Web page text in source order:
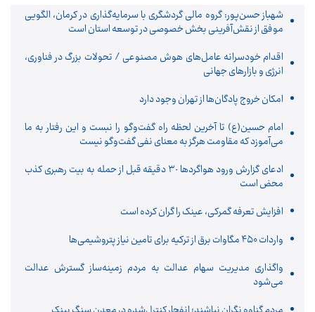
شهباز حسن‌پور: گروه مالی گردشگری با سرمایه‌گذاری در کرمان، الگویی
موفق از نقش‌آفرینی بخش خصوصی در توسعه استان است
اقدام خودسرانه عامل‌های هوش مصنوعی / تحولات بزرگ در فناوری،
انرژی و بازارهای جهانی
امکان خروج پادگان‌ها از تهران وجود دارد
امام حسین(ع) تا آخرین لحظه راه گفت‌وگو را نبست و این رفتار به ما
می‌آموزد که مقاومت هرگز به معنای نفی گفت‌وگو نیست
ادعای گزارش ورود هواگردها ٣٠ دقیقه قبل از حمله به بیت رهبری کذب
محض است
افزایش تعرفه گمرکی، عینک را گران کرده است
واردات ۴۵۰ مگاوات برق از ترکیه برای تامین نیاز پتروشیمی‌ها
واگذاری مدیریت سهام عدالت به مردم زمینه‌ساز گسترش عدالت
می‌شود